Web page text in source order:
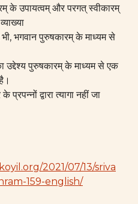
के उपायत्वम् और परगत् स्वीकारम्
भगवान पुरुषकारम् के माध्यम से
उद्देश्य पुरुषकारम् के माध्यम से एक
द्वारा त्यागा नहीं जा
2021/07/13/sriva
159-english/